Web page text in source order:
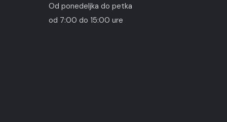
Od ponedeljka do petka
od 7:00 do 15:00 ure